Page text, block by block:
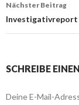
Nächster Beitrag
Investigativreport
SCHREIBE
Deine E-Mail-